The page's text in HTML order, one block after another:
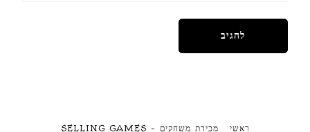
ראשי
מכירת משחקים – SELLING GAMES